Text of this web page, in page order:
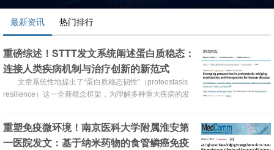
最新资讯 热门排行
重磅综述！STTT发文系统阐述蛋白质稳态：
连接人类疾病机制与治疗创新的新范式
文章系统性地提出了“蛋白质稳态韧性”（proteostasis
resilience）这一全新概念框架，为理解多种重大疾病的发
重塑免疫微环境！南京医科大学附属淮安第
一医院发文：基于纳米药物的食管鳞癌免疫